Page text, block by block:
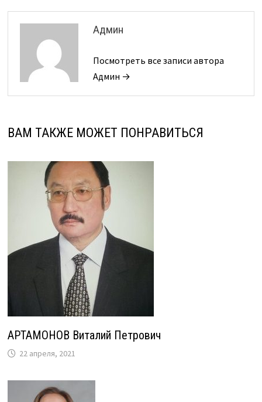
Админ
Посмотреть все записи автора
Админ →
ВАМ ТАКЖЕ МОЖЕТ ПОНРАВИТЬСЯ
АРТАМОНОВ Виталий Петрович
22 апреля, 2021